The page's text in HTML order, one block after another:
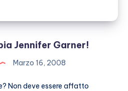
Jennifer Garner!
Marzo 16, 2008
Non deve essere affatto